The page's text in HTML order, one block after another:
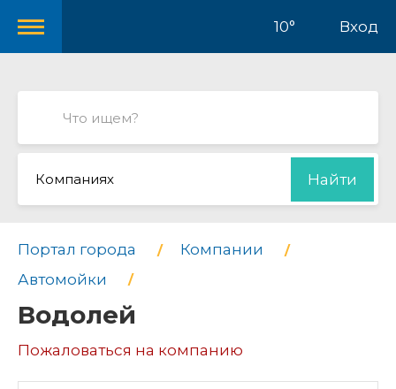
10° Вход
Компаниях Найти
Портал города
Компании
Автомойки
Водолей
Пожаловаться на компанию